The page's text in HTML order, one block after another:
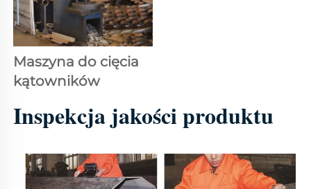
Maszyna do cięcia
kątowników
Inspekcja jakości produktu